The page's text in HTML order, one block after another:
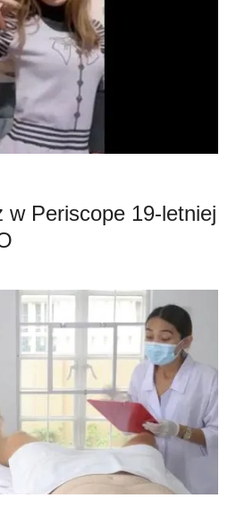
w Periscope 19-letniej